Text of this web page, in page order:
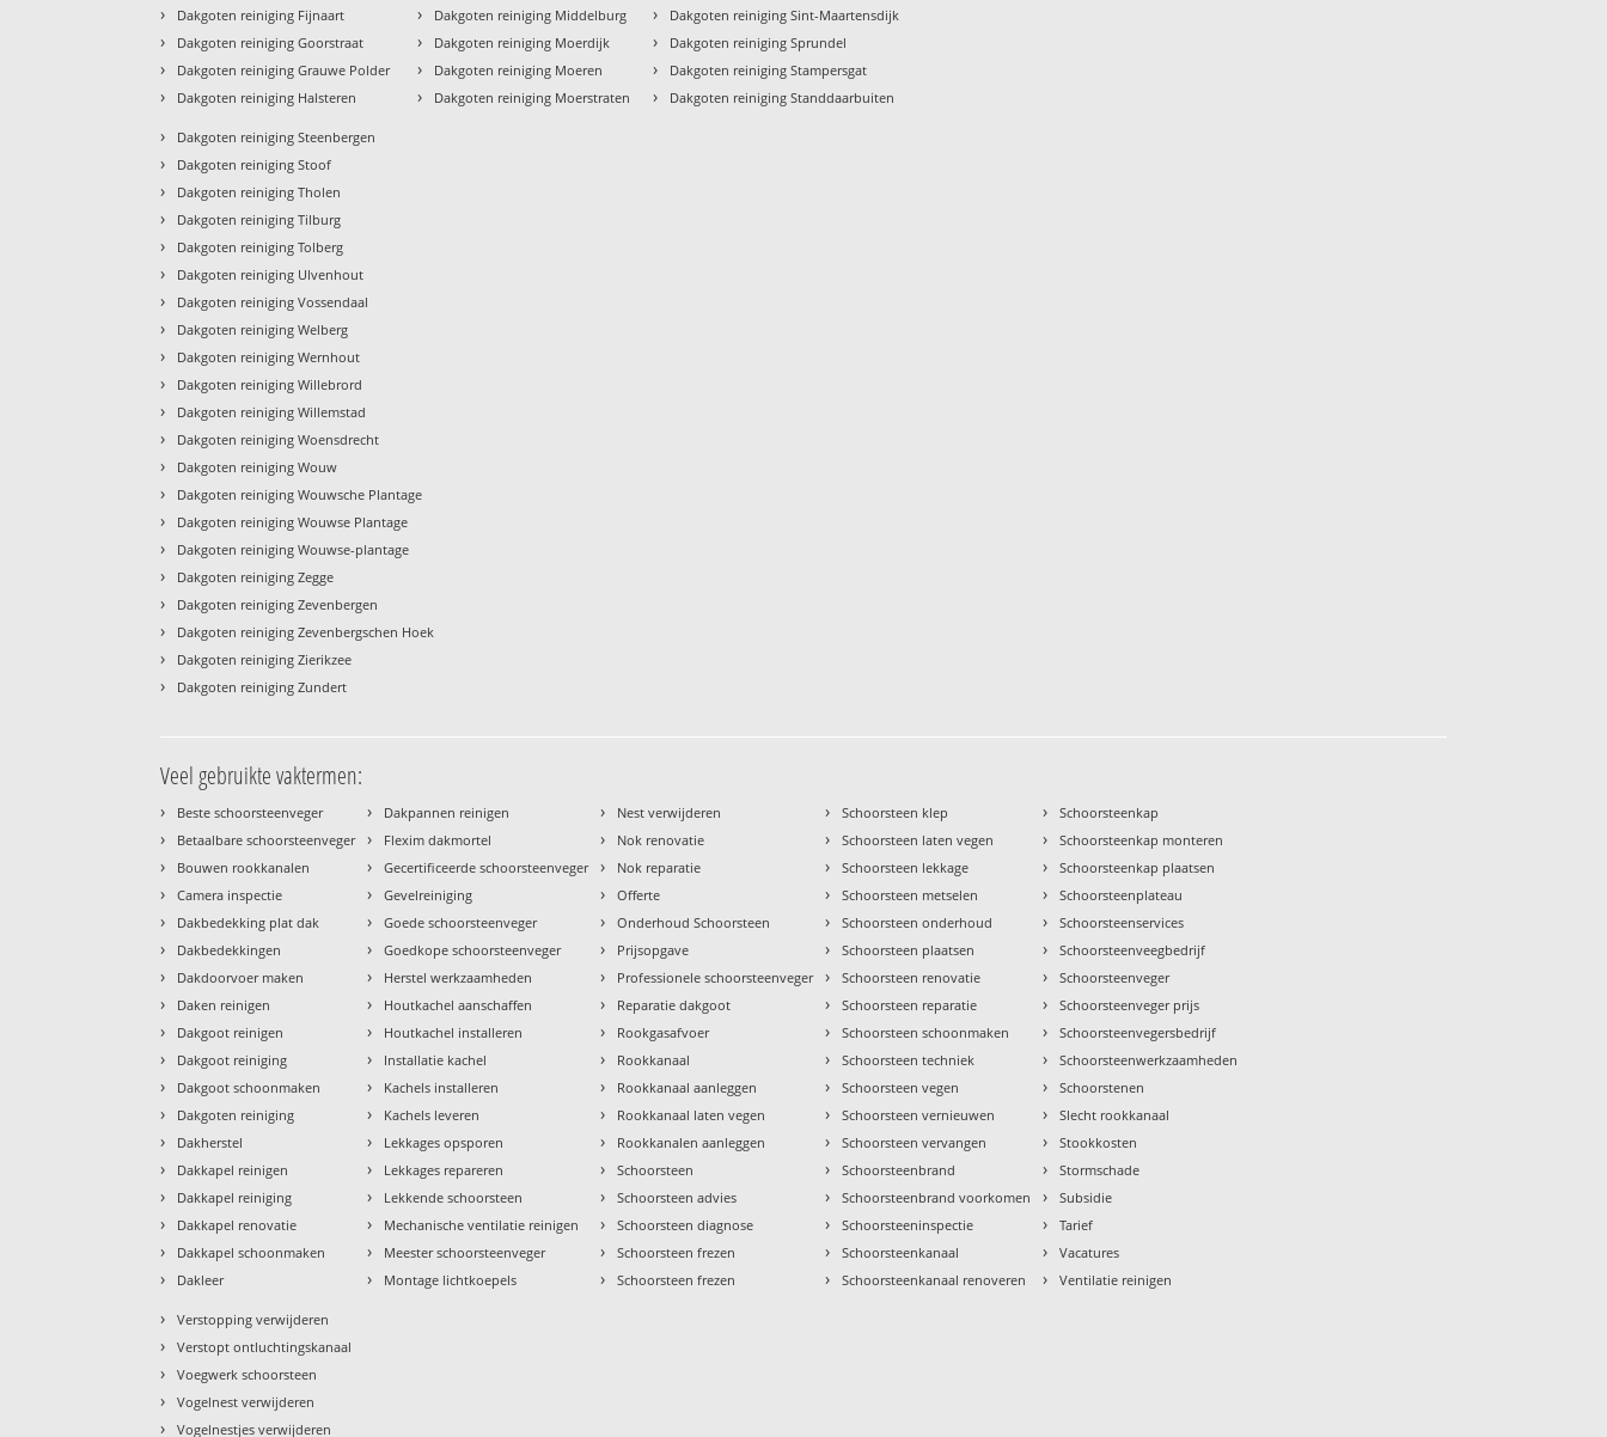
› Dakgoten reiniging Fijnaart
› Dakgoten reiniging Goorstraat
› Dakgoten reiniging Grauwe Polder
› Dakgoten reiniging Halsteren
› Dakgoten reiniging Middelburg
› Dakgoten reiniging Moerdijk
› Dakgoten reiniging Moeren
› Dakgoten reiniging Moerstraten
› Dakgoten reiniging Sint-Maartensdijk
› Dakgoten reiniging Sprundel
› Dakgoten reiniging Stampersgat
› Dakgoten reiniging Standdaarbuiten
› Dakgoten reiniging Steenbergen
› Dakgoten reiniging Stoof
› Dakgoten reiniging Tholen
› Dakgoten reiniging Tilburg
› Dakgoten reiniging Tolberg
› Dakgoten reiniging Ulvenhout
› Dakgoten reiniging Vossendaal
› Dakgoten reiniging Welberg
› Dakgoten reiniging Wernhout
› Dakgoten reiniging Willebrord
› Dakgoten reiniging Willemstad
› Dakgoten reiniging Woensdrecht
› Dakgoten reiniging Wouw
› Dakgoten reiniging Wouwsche Plantage
› Dakgoten reiniging Wouwse Plantage
› Dakgoten reiniging Wouwse-plantage
› Dakgoten reiniging Zegge
› Dakgoten reiniging Zevenbergen
› Dakgoten reiniging Zevenbergschen Hoek
› Dakgoten reiniging Zierikzee
› Dakgoten reiniging Zundert
Veel gebruikte vaktermen:
› Beste schoorsteenveger
› Betaalbare schoorsteenveger
› Bouwen rookkanalen
› Camera inspectie
› Dakbedekking plat dak
› Dakbedekkingen
› Dakdoorvoer maken
› Daken reinigen
› Dakgoot reinigen
› Dakgoot reiniging
› Dakgoot schoonmaken
› Dakgoten reiniging
› Dakherstel
› Dakkapel reinigen
› Dakkapel reiniging
› Dakkapel renovatie
› Dakkapel schoonmaken
› Dakleer
› Dakpannen reinigen
› Flexim dakmortel
› Gecertificeerde schoorsteenveger
› Gevelreiniging
› Goede schoorsteenveger
› Goedkope schoorsteenveger
› Herstel werkzaamheden
› Houtkachel aanschaffen
› Houtkachel installeren
› Installatie kachel
› Kachels installeren
› Kachels leveren
› Lekkages opsporen
› Lekkages repareren
› Lekkende schoorsteen
› Mechanische ventilatie reinigen
› Meester schoorsteenveger
› Montage lichtkoepels
› Nest verwijderen
› Nok renovatie
› Nok reparatie
› Offerte
› Onderhoud Schoorsteen
› Prijsopgave
› Professionele schoorsteenveger
› Reparatie dakgoot
› Rookgasafvoer
› Rookkanaal
› Rookkanaal aanleggen
› Rookkanaal laten vegen
› Rookkanalen aanleggen
› Schoorsteen
› Schoorsteen advies
› Schoorsteen diagnose
› Schoorsteen frezen
› Schoorsteen frezen
› Schoorsteen klep
› Schoorsteen laten vegen
› Schoorsteen lekkage
› Schoorsteen metselen
› Schoorsteen onderhoud
› Schoorsteen plaatsen
› Schoorsteen renovatie
› Schoorsteen reparatie
› Schoorsteen schoonmaken
› Schoorsteen techniek
› Schoorsteen vegen
› Schoorsteen vernieuwen
› Schoorsteen vervangen
› Schoorsteenbrand
› Schoorsteenbrand voorkomen
› Schoorsteeninspectie
› Schoorsteenkanaal
› Schoorsteenkanaal renoveren
› Schoorsteenkap
› Schoorsteenkap monteren
› Schoorsteenkap plaatsen
› Schoorsteenplateau
› Schoorsteenservices
› Schoorsteenveegbedrijf
› Schoorsteenveger
› Schoorsteenveger prijs
› Schoorsteenvegersbedrijf
› Schoorsteenwerkzaamheden
› Schoorstenen
› Slecht rookkanaal
› Stookkosten
› Stormschade
› Subsidie
› Tarief
› Vacatures
› Ventilatie reinigen
› Verstopping verwijderen
› Verstopt ontluchtingskanaal
› Voegwerk schoorsteen
› Vogelnest verwijderen
› Vogelnestjes verwijderen